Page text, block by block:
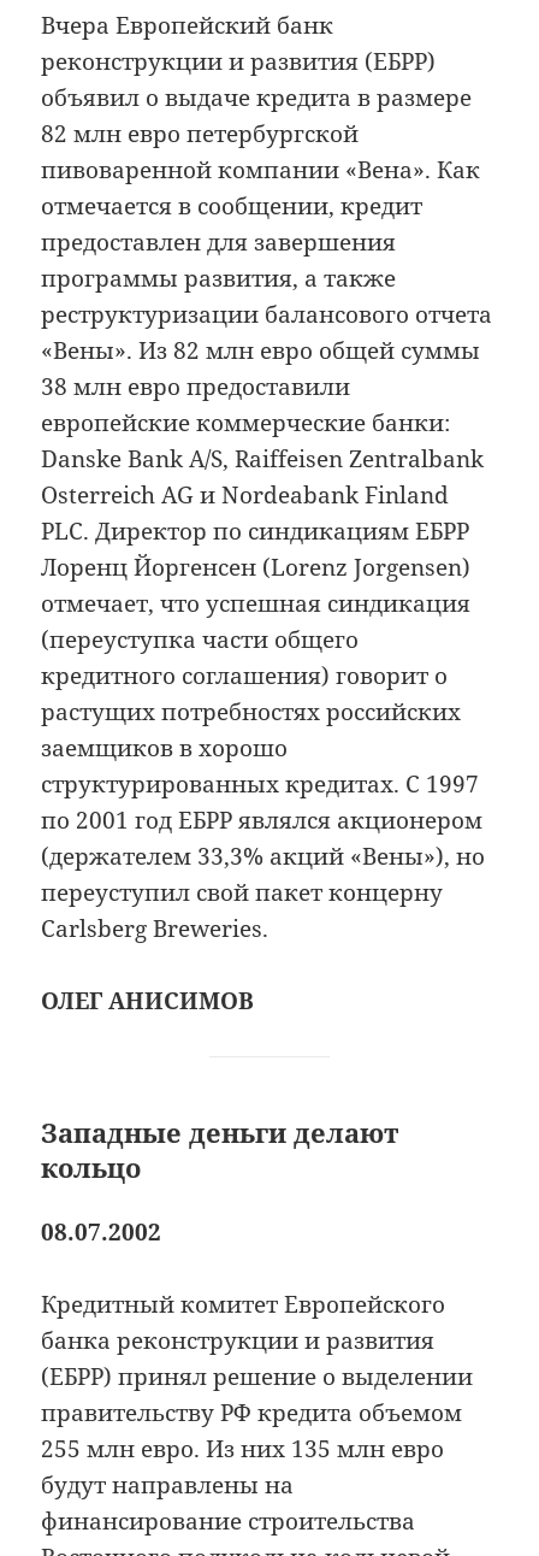
Вчера Европейский банк
реконструкции и развития (ЕБРР)
объявил о выдаче кредита в размере
82 млн евро петербургской
пивоваренной компании «Вена». Как
отмечается в сообщении, кредит
предоставлен для завершения
программы развития, а также
реструктуризации балансового отчета
«Вены». Из 82 млн евро общей суммы
38 млн евро предоставили
европейские коммерческие банки:
Danske Bank A/S, Raiffeisen Zentralbank
Osterreich AG и Nordeabank Finland
PLC. Директор по синдикациям ЕБРР
Лоренц Йоргенсен (Lorenz Jorgensen)
отмечает, что успешная синдикация
(переуступка части общего
кредитного соглашения) говорит о
растущих потребностях российских
заемщиков в хорошо
структурированных кредитах. С 1997
по 2001 год ЕБРР являлся акционером
(держателем 33,3% акций «Вены»), но
переуступил свой пакет концерну
Carlsberg Breweries.
ОЛЕГ АНИСИМОВ
Западные деньги делают
кольцо
08.07.2002
Кредитный комитет Европейского
банка реконструкции и развития
(ЕБРР) принял решение о выделении
правительству РФ кредита объемом
255 млн евро. Из них 135 млн евро
будут направлены на
финансирование строительства